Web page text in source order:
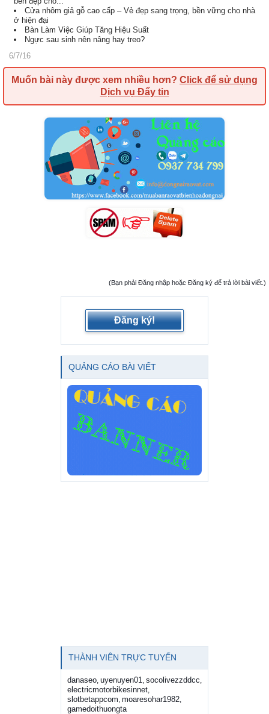
Cửa nhôm giả gỗ cao cấp – Vẻ đẹp sang trọng, bền vững cho nhà
ở hiện đại
Bàn Làm Việc Giúp Tăng Hiệu Suất
Ngực sau sinh nên nâng hay treo?
6/7/16
Muốn bài này được xem nhiều hơn? Click để sử dụng
Dịch vụ Đẩy tin
(Bạn phải Đăng nhập hoặc Đăng ký để trả lời bài viết.)
Đăng ký!
QUẢNG CÁO BÀI VIẾT
THÀNH VIÊN TRỰC TUYẾN
danaseo uyenuyen01 socolivezzddcc
electricmotorbikesinnet
slotbetappcom moaresohar1982
gamedoithuongta